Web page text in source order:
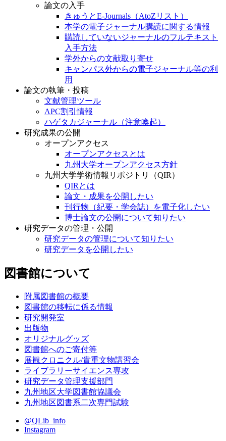
論文の入手
きゅうとE-Journals（AtoZリスト）
本学の電子ジャーナル購読に関する情報
購読していないジャーナルのフルテキスト
入手方法
学外からの文献取り寄せ
キャンパス外からの電子ジャーナル等の利
用
論文の執筆・投稿
文献管理ツール
APC割引情報
ハゲタカジャーナル（注意喚起）
研究成果の公開
オープンアクセス
オープンアクセスとは
九州大学オープンアクセス方針
九州大学学術情報リポジトリ（QIR）
QIRとは
論文・成果を公開したい
刊行物（紀要・学会誌）を電子化したい
博士論文の公開について知りたい
研究データの管理・公開
研究データの管理について知りたい
研究データを公開したい
図書館について
附属図書館の概要
図書館の移転に係る情報
研究開発室
出版物
オリジナルグッズ
図書館へのご寄付等
展観クロニクル/貴重文物講習会
ライブラリーサイエンス専攻
研究データ管理支援部門
九州地区大学図書館協議会
九州地区図書系二次専門試験
@QLib_info
Instagram